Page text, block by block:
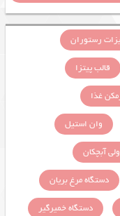
رستوران
قالب پیتزا
غذا
وان استیل
آبچکان
دستگاه مرغ بریان
دستگاه خمیرگیر